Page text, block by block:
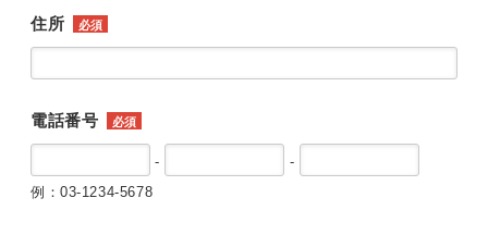
住所 必須
電話番号 必須
-
-
例：03-1234-5678